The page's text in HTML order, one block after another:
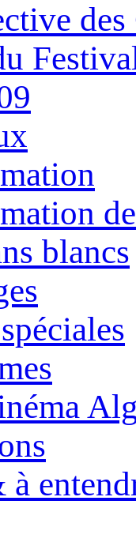
blancs